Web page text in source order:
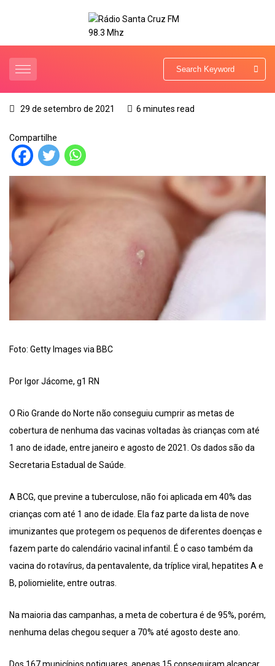
29 de setembro de 2021 6 minutes read
Compartilhe
Foto: Getty Images via BBC
Por Igor Jácome, g1 RN
O Rio Grande do Norte não conseguiu cumprir as metas de
cobertura de nenhuma das vacinas voltadas às crianças com até
1 ano de idade, entre janeiro e agosto de 2021. Os dados são da
Secretaria Estadual de Saúde.
A BCG, que previne a tuberculose, não foi aplicada em 40% das
crianças com até 1 ano de idade. Ela faz parte da lista de nove
imunizantes que protegem os pequenos de diferentes doenças e
fazem parte do calendário vacinal infantil. É o caso também da
vacina do rotavírus, da pentavalente, da tríplice viral, hepatites A e
B, poliomielite, entre outras.
Na maioria das campanhas, a meta de cobertura é de 95%, porém,
nenhuma delas chegou sequer a 70% até agosto deste ano.